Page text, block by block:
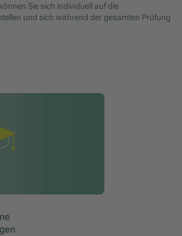
Sie sich individuell auf die
und sich während der gesamten Prüfung